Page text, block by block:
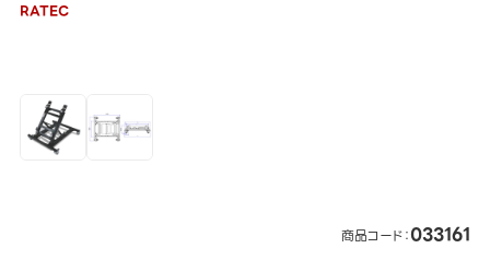
RATEC
商品コード：033161